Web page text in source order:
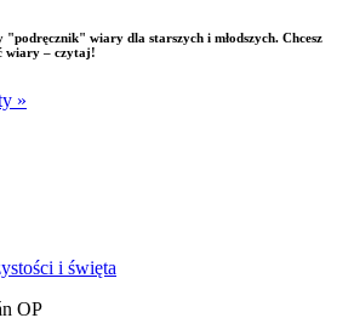
"podręcznik" wiary dla starszych i młodszych. Chcesz
wiary – czytaj!
»
i święta